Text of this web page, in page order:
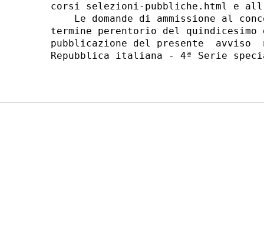
corsi selezioni-pubbliche.html e
Le domande di ammissione al
termine perentorio del
pubblicazione del presente
Repubblica italiana - 4ª Serie